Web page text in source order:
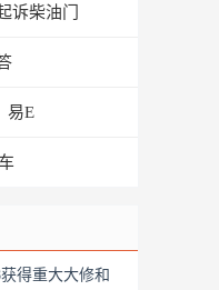
诉柴油门
易E
获得重大大修和